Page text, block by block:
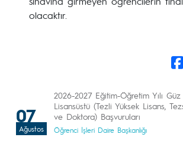
olacaktır.
07
Ağustos
2026-2027 Eğitim-Öğretim Yılı Güz
Lisansüstü (Tezli Yüksek Lisans,
ve Doktora) Başvuruları
Öğrenci İşleri Daire Başkanlığı